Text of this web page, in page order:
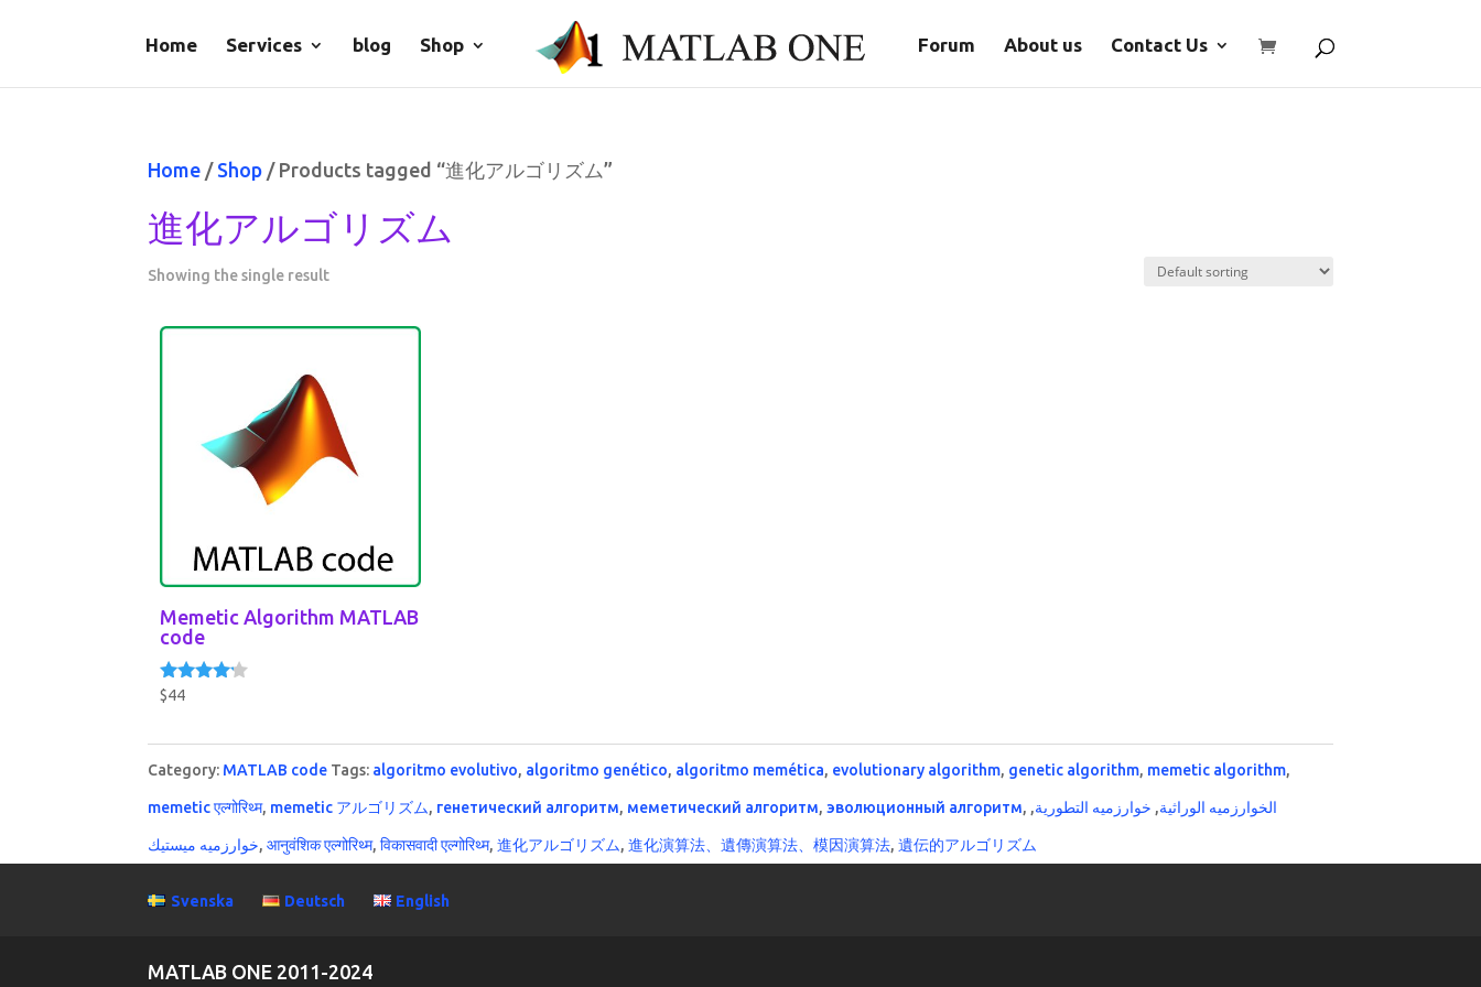
Home Services blog Shop Forum About us Contact Us
Home / Shop / Products tagged “進化アルゴリズム”
進化アルゴリズム
Showing the single result
Memetic Algorithm MATLAB
code
Rated
$44
Category: MATLAB code Tags: algoritmo evolutivo, algoritmo genético, algoritmo memética, evolutionary algorithm, genetic algorithm, memetic algorithm,
memetic एल्गोरिथ्म, memetic アルゴリズム, генетический алгоритм, меметический алгоритм,эволюционный алгоритм, الخوارزميه الوراثية, خوارزميه التطورية,
خوارزميه ميستيك,आनुवंशिक एल्गोरिथ्म,विकासवादी एल्गोरिथ्म,進化アルゴリズム,進化演算法、遺傳演算法、模因演算法,遺伝的アルゴリズム
Svenska Deutsch English
MATLAB ONE 2011-2024